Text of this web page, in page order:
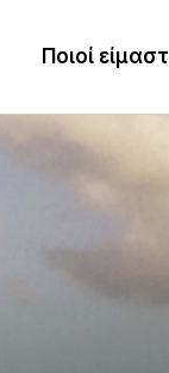
Ποιοί